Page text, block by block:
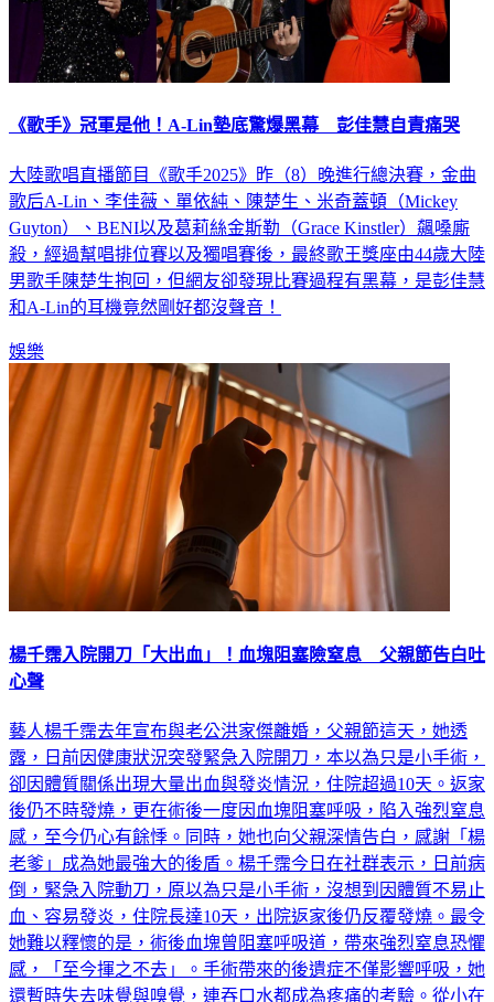
《歌手》冠軍是他！A-Lin墊底驚爆黑幕 彭佳慧自責痛哭
大陸歌唱直播節目《歌手2025》昨（8）晚進行總決賽，金曲
歌后A-Lin、李佳薇、單依純、陳楚生、米奇蓋頓（Mickey
Guyton）、BENI以及葛莉絲金斯勒（Grace Kinstler）飆嗓廝
殺，經過幫唱排位賽以及獨唱賽後，最終歌王獎座由44歲大陸
男歌手陳楚生抱回，但網友卻發現比賽過程有黑幕，是彭佳慧
和A-Lin的耳機竟然剛好都沒聲音！
娛樂
楊千霈入院開刀「大出血」！血塊阻塞險窒息 父親節告白吐
心聲
藝人楊千霈去年宣布與老公洪家傑離婚，父親節這天，她透
露，日前因健康狀況突發緊急入院開刀，本以為只是小手術，
卻因體質關係出現大量出血與發炎情況，住院超過10天。返家
後仍不時發燒，更在術後一度因血塊阻塞呼吸，陷入強烈窒息
感，至今仍心有餘悸。同時，她也向父親深情告白，感謝「楊
老爹」成為她最強大的後盾。楊千霈今日在社群表示，日前病
倒，緊急入院動刀，原以為只是小手術，沒想到因體質不易止
血、容易發炎，住院長達10天，出院返家後仍反覆發燒。最令
她難以釋懷的是，術後血塊曾阻塞呼吸道，帶來強烈窒息恐懼
感，「至今揮之不去」。手術帶來的後遺症不僅影響呼吸，她
還暫時失去味覺與嗅覺，連吞口水都成為疼痛的考驗。從小在